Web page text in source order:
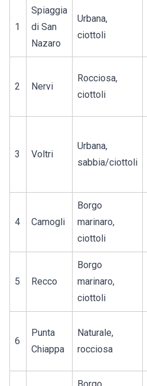
1
Spiaggia
di San
Nazaro
Urbana,
ciottoli
2 Nervi
Rocciosa,
ciottoli
3 Voltri
Urbana,
sabbia/ciottoli
4 Camogli
Borgo
marinaro,
ciottoli
5 Recco
Borgo
marinaro,
ciottoli
6
Punta
Chiappa
Naturale,
rocciosa